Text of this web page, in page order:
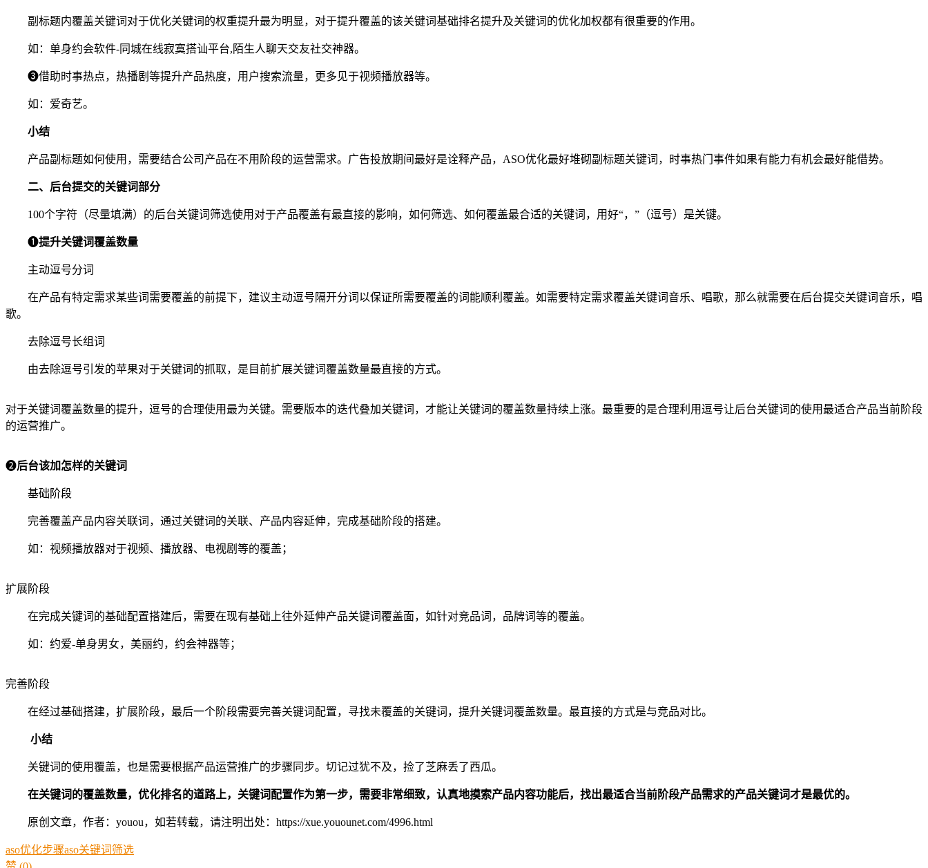
副标题内覆盖关键词对于优化关键词的权重提升最为明显，对于提升覆盖的该关键词基础排名提升及关键词的优化加权都有很重要的作用。
如：单身约会软件-同城在线寂寞搭讪平台,陌生人聊天交友社交神器。
❸借助时事热点，热播剧等提升产品热度，用户搜索流量，更多见于视频播放器等。
如：爱奇艺。
小结
产品副标题如何使用，需要结合公司产品在不用阶段的运营需求。广告投放期间最好是诠释产品，ASO优化最好堆砌副标题关键词，时事热门事件如果有能力有机会最好能借势。
二、后台提交的关键词部分
100个字符（尽量填满）的后台关键词筛选使用对于产品覆盖有最直接的影响，如何筛选、如何覆盖最合适的关键词，用好“，”（逗号）是关键。
❶提升关键词覆盖数量
主动逗号分词
在产品有特定需求某些词需要覆盖的前提下，建议主动逗号隔开分词以保证所需要覆盖的词能顺利覆盖。如需要特定需求覆盖关键词音乐、唱歌，那么就需要在后台提交关键词音乐，唱
歌。
去除逗号长组词
由去除逗号引发的苹果对于关键词的抓取，是目前扩展关键词覆盖数量最直接的方式。
对于关键词覆盖数量的提升，逗号的合理使用最为关键。需要版本的迭代叠加关键词，才能让关键词的覆盖数量持续上涨。最重要的是合理利用逗号让后台关键词的使用最适合产品当前阶段
的运营推广。
❷后台该加怎样的关键词
基础阶段
完善覆盖产品内容关联词，通过关键词的关联、产品内容延伸，完成基础阶段的搭建。
如：视频播放器对于视频、播放器、电视剧等的覆盖；
扩展阶段
在完成关键词的基础配置搭建后，需要在现有基础上往外延伸产品关键词覆盖面，如针对竞品词，品牌词等的覆盖。
如：约爱-单身男女，美丽约，约会神器等；
完善阶段
在经过基础搭建，扩展阶段，最后一个阶段需要完善关键词配置，寻找未覆盖的关键词，提升关键词覆盖数量。最直接的方式是与竞品对比。
小结
关键词的使用覆盖，也是需要根据产品运营推广的步骤同步。切记过犹不及，捡了芝麻丢了西瓜。
在关键词的覆盖数量，优化排名的道路上，关键词配置作为第一步，需要非常细致，认真地摸索产品内容功能后，找出最适合当前阶段产品需求的产品关键词才是最优的。
原创文章，作者：youou，如若转载，请注明出处：https://xue.youounet.com/4996.html
aso优化步骤aso关键词筛选